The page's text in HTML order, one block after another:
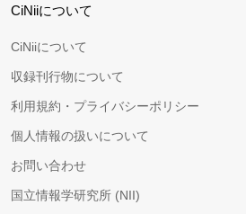
CiNiiについて
CiNiiについて
収録刊行物について
利用規約・プライバシーポリシー
個人情報の扱いについて
お問い合わせ
国立情報学研究所 (NII)